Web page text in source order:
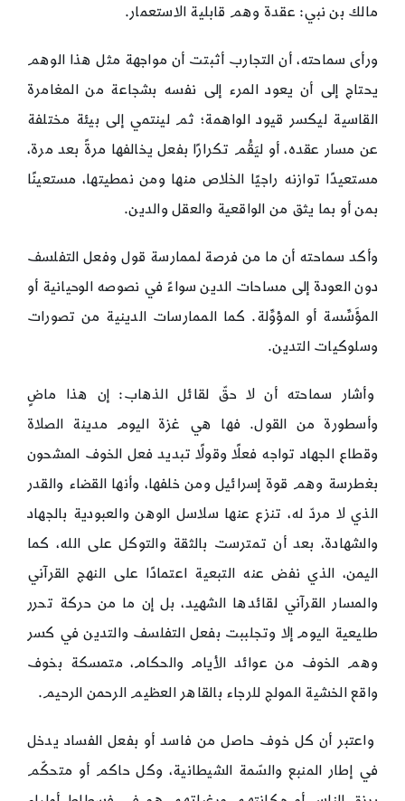
مالك بن نبي: عقدة وهم قابلية الاستعمار.
ورأى سماحته، أن التجارب أثبتت أن مواجهة مثل هذا الوهم
يحتاج إلى أن يعود المرء إلى نفسه بشجاعة من المغامرة
القاسية ليكسر قيود الواهمة؛ ثم لينتمي إلى بيئة مختلفة
عن مسار عقده، أو ليَقُم تكرارًا بفعل يخالفها مرةً بعد مرة،
مستعيدًا توازنه راجيًا الخلاص منها ومن نمطيتها، مستعينًا
بمن أو بما يثق من الواقعية والعقل والدين.
وأكد سماحته أن ما من فرصة لممارسة قول وفعل التفلسف
دون العودة إلى مساحات الدين سواءً في نصوصه الوحيانية أو
المؤَسِّسة أو المؤوِّلة. كما الممارسات الدينية من تصورات
وسلوكيات التدين.
وأشار سماحته أن لا حقّ لقائل الذهاب: إن هذا ماضٍ
وأسطورة من القول. فها هي غزة اليوم مدينة الصلاة
وقطاع الجهاد تواجه فعلًا وقولًا تبديد فعل الخوف المشحون
بغطرسة وهم قوة إسرائيل ومن خلفها، وأنها القضاء والقدر
الذي لا مردّ له، تنزع عنها سلاسل الوهن والعبودية بالجهاد
والشهادة، بعد أن تمترست بالثقة والتوكل على الله، كما
اليمن، الذي نفض عنه التبعية اعتمادًا على النهج القرآني
والمسار القرآني لقائدها الشهيد، بل إن ما من حركة تحرر
طليعية اليوم إلا وتجلببت بفعل التفلسف والتدين في كسر
وهم الخوف من عوائد الأيام والحكام، متمسكة بخوف
واقع الخشية المولج للرجاء بالقاهر العظيم الرحمن الرحيم.
واعتبر أن كل خوف حاصل من فاسد أو بفعل الفساد يدخل
في إطار المنبع والسّمة الشيطانية، وكل حاكم أو متحكّم